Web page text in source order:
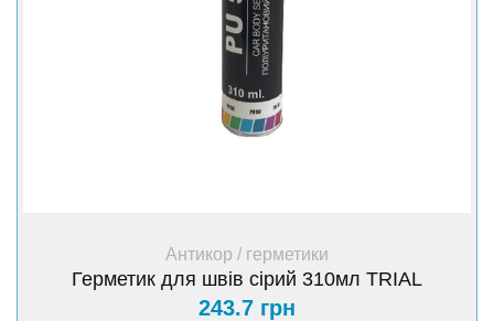
+ Купити
Антикор / герметики
Герметик для швів сірий 310мл TRIAL
243.7 грн